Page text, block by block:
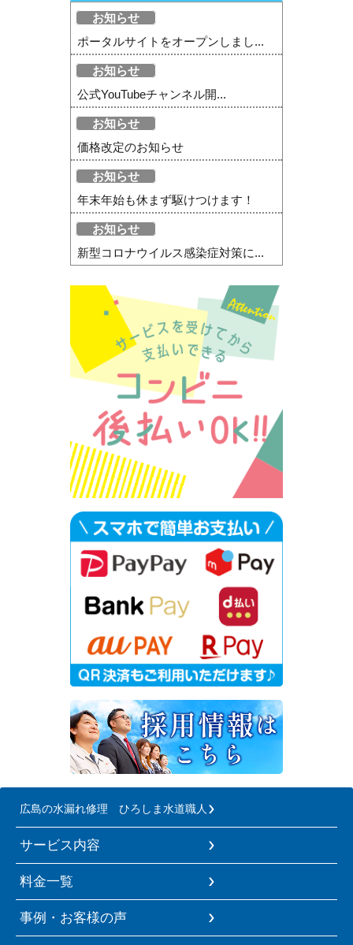
お知らせ
ポータルサイトをオープンしまし...
お知らせ
公式YouTubeチャンネル開...
お知らせ
価格改定のお知らせ
お知らせ
年末年始も休まず駆けつけます！
お知らせ
新型コロナウイルス感染症対策に...
広島の水漏れ修理 ひろしま水道職人
サービス内容
料金一覧
事例・お客様の声